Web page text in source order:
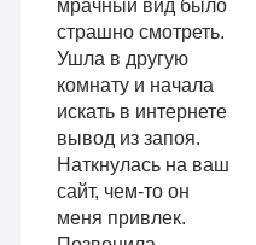
Индивидуальная
терапия
Усиленная
детоксикация
Гарантия
длительной
детоксикация
Гарантия
длительной
ремиссии
Личный
мрачный вид было
страшно смотреть.
Ушла в другую
комнату и начала
искать в интернете
вывод из запоя.
Наткнулась на ваш
сайт, чем-то он
меня привлек.